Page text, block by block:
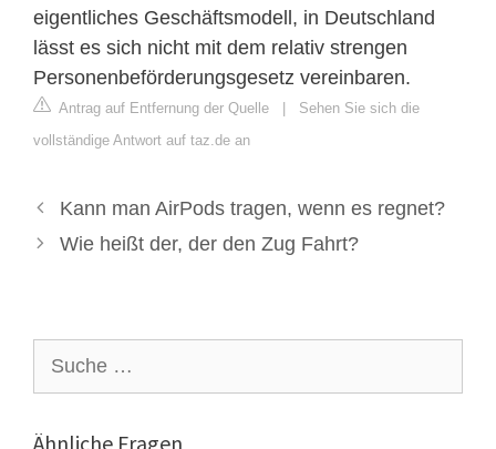
eigentliches Geschäftsmodell, in Deutschland
lässt es sich nicht mit dem relativ strengen
Personenbeförderungsgesetz vereinbaren.
Antrag auf Entfernung der Quelle | Sehen Sie sich die
vollständige Antwort auf taz.de an
Kann man AirPods tragen, wenn es regnet?
Wie heißt der, der den Zug Fahrt?
nach:
Ähnliche Fragen